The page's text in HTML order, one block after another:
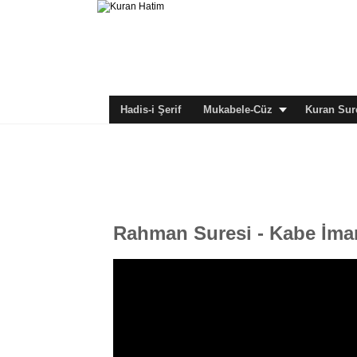
Hadis-i Şerif Mukabele-Cüz Kuran
Rahman Suresi - Kabe